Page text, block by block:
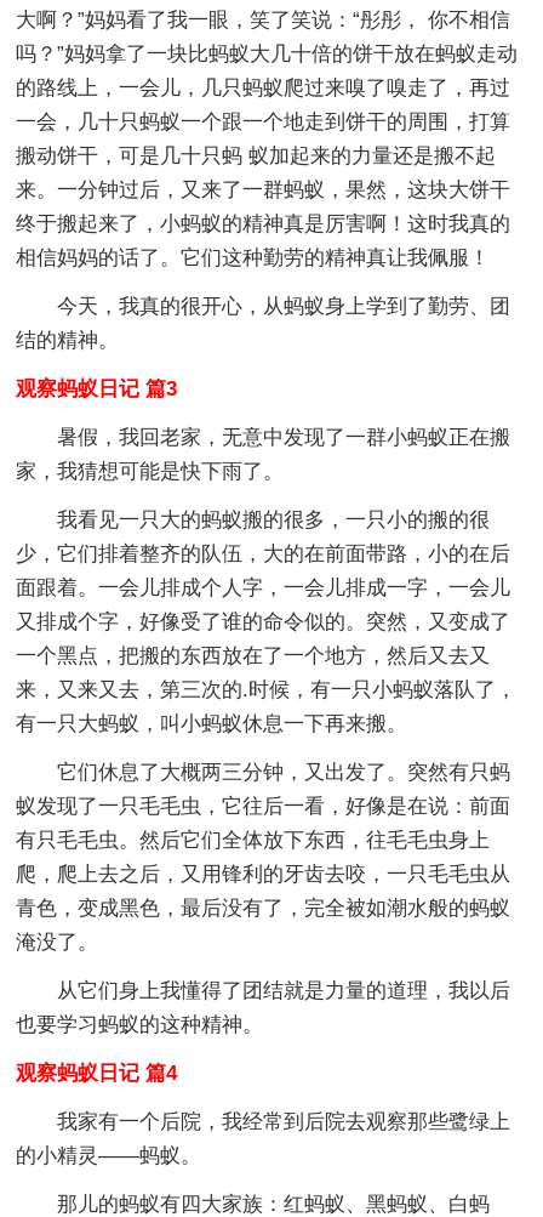
大啊？”妈妈看了我一眼，笑了笑说：“彤彤， 你不相信
吗？”妈妈拿了一块比蚂蚁大几十倍的饼干放在蚂蚁走动
的路线上，一会儿，几只蚂蚁爬过来嗅了嗅走了，再过
一会，几十只蚂蚁一个跟一个地走到饼干的周围，打算
搬动饼干，可是几十只蚂 蚁加起来的力量还是搬不起
来。一分钟过后，又来了一群蚂蚁，果然，这块大饼干
终于搬起来了，小蚂蚁的精神真是厉害啊！这时我真的
相信妈妈的话了。它们这种勤劳的精神真让我佩服！
今天，我真的很开心，从蚂蚁身上学到了勤劳、团
结的精神。
观察蚂蚁日记 篇3
暑假，我回老家，无意中发现了一群小蚂蚁正在搬
家，我猜想可能是快下雨了。
我看见一只大的蚂蚁搬的很多，一只小的搬的很
少，它们排着整齐的队伍，大的在前面带路，小的在后
面跟着。一会儿排成个人字，一会儿排成一字，一会儿
又排成个字，好像受了谁的命令似的。突然，又变成了
一个黑点，把搬的东西放在了一个地方，然后又去又
来，又来又去，第三次的.时候，有一只小蚂蚁落队了，
有一只大蚂蚁，叫小蚂蚁休息一下再来搬。
它们休息了大概两三分钟，又出发了。突然有只蚂
蚁发现了一只毛毛虫，它往后一看，好像是在说：前面
有只毛毛虫。然后它们全体放下东西，往毛毛虫身上
爬，爬上去之后，又用锋利的牙齿去咬，一只毛毛虫从
青色，变成黑色，最后没有了，完全被如潮水般的蚂蚁
淹没了。
从它们身上我懂得了团结就是力量的道理，我以后
也要学习蚂蚁的这种精神。
观察蚂蚁日记 篇4
我家有一个后院，我经常到后院去观察那些鹭绿上
的小精灵——蚂蚁。
那儿的蚂蚁有四大家族：红蚂蚁、黑蚂蚁、白蚂